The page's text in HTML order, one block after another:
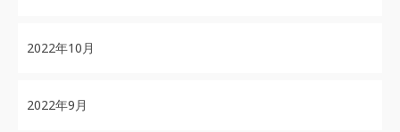
2022年10月
2022年9月